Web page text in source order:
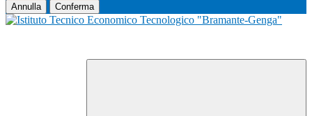
Annulla Conferma